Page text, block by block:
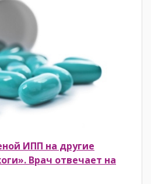
ИПП на другие
Врач отвечает на